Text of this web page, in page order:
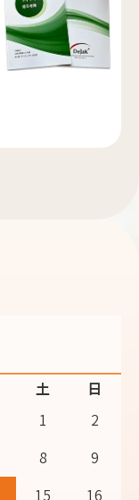
土
日
1
2
8
9
15 16